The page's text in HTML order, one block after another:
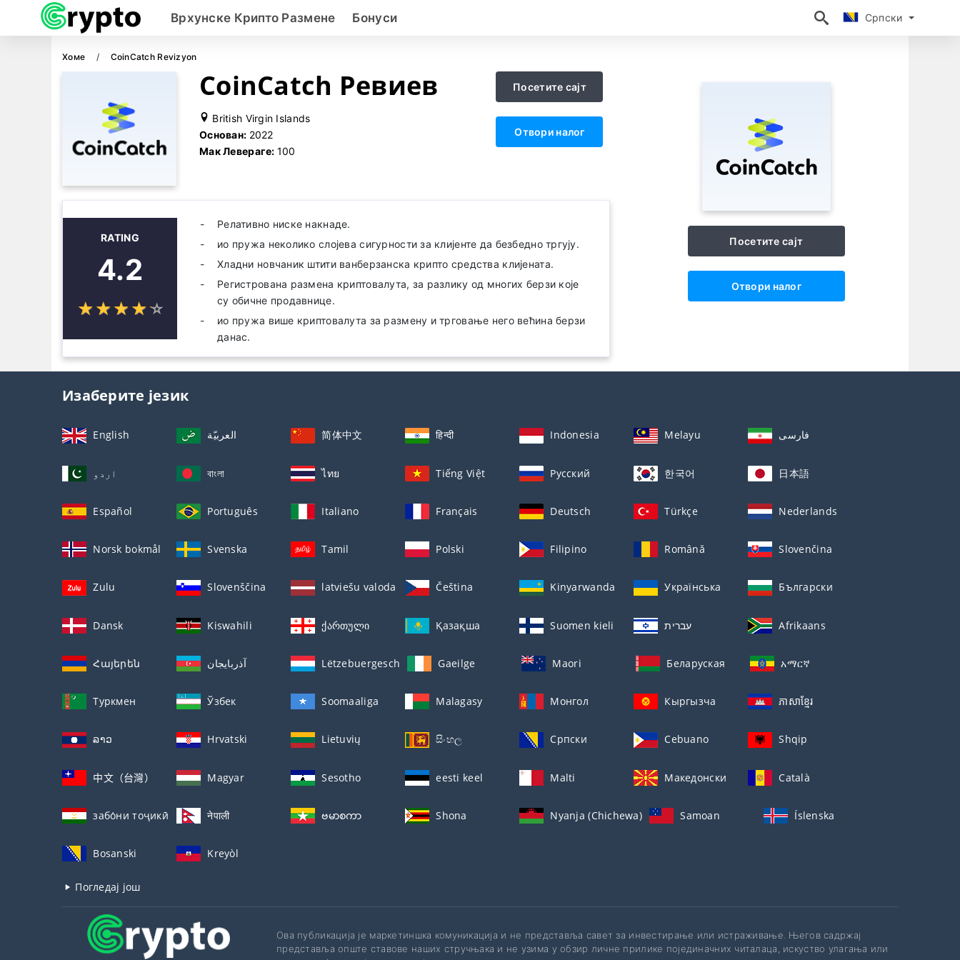
Српски
Врхунске Крипто Размене Бонуси Српски
Хоме CoinCatch Revizyon
CoinCatch Ревиев
British Virgin Islands
Основан: 2022
Мак Левераге: 100
Посетите сајт
Отвори налог
RATING
4.2
☆☆☆☆☆
★★★★★
Релативно ниске накнаде.
ио пружа неколико слојева сигурности за клијенте да безбедно тргују.
Хладни новчаник штити ванберзанска крипто средства клијената.
Регистрована размена криптовалута, за разлику од многих берзи које
су обичне продавнице.
ио пружа више криптовалута за размену и трговање него већина берзи
данас.
Посетите сајт
Отвори налог
Изаберите језик
English العربيّة 简体中文 हिन्दी Indonesia Melayu فارسی
اردو বাংলা ไทย Tiếng Việt Русский 한국어 日本語
Español Português Italiano Français Deutsch Türkçe Nederlands
Norsk bokmål Svenska Tamil Polski Filipino Română Slovenčina
Zulu Slovenščina latviešu valoda Čeština Kinyarwanda Українська Български
Dansk Kiswahili ქართული Қазақша Suomen kieli עברית Afrikaans
Հայերեն آذربايجان Lëtzebuergesch Gaeilge Maori Беларуская አማርኛ
Туркмен Ўзбек Soomaaliga Malagasy Монгол Кыргызча ភាសាខ្មែរ
ລາວ Hrvatski Lietuvių සිංහල Српски Cebuano Shqip
中文（台灣） Magyar Sesotho eesti keel Malti Македонски Català
забо́ни тоҷикӣ́ नेपाली ဗမာစကာ Shona Nyanja (Chichewa) Samoan Íslenska
Bosanski Kreyòl
Погледај још
Ова публикација је маркетиншка комуникација и не представља савет за инвестирање или истраживање. Његов садржај
представља опште ставове наших стручњака и не узима у обзир личне прилике појединачних читалаца, искуство улагања или